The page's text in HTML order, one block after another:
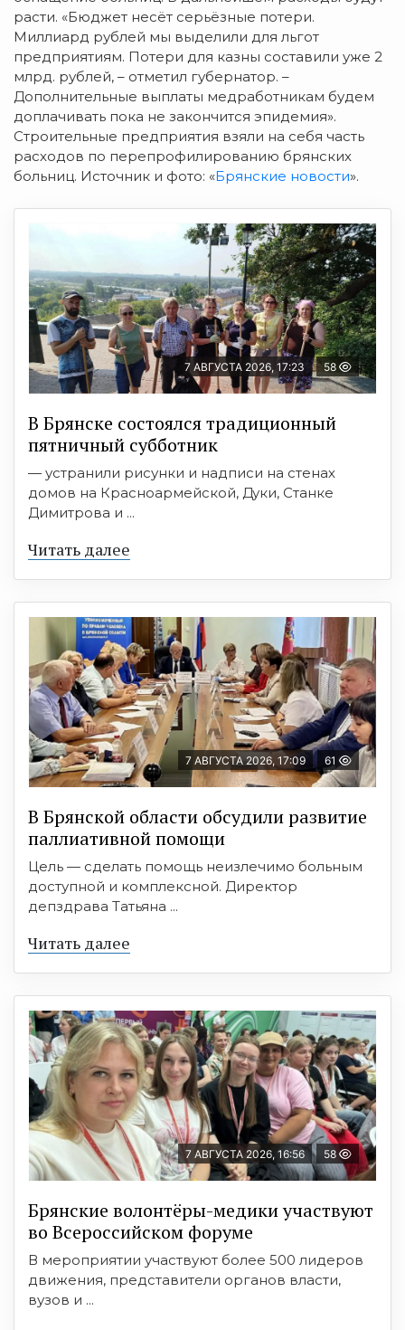
расти. «Бюджет несёт серьёзные потери.
Миллиард рублей мы выделили для льгот
предприятиям. Потери для казны составили уже 2
млрд. рублей, – отметил губернатор. –
Дополнительные выплаты медработникам будем
доплачивать пока не закончится эпидемия».
Строительные предприятия взяли на себя часть
расходов по перепрофилированию брянских
больниц. Источник и фото: «Брянские новости».
7 АВГУСТА 2026, 17:23 58
В Брянске состоялся традиционный
пятничный субботник
— устранили рисунки и надписи на стенах
домов на Красноармейской, Дуки, Станке
Димитрова и ...
Читать далее
7 АВГУСТА 2026, 17:09 61
В Брянской области обсудили развитие
паллиативной помощи
Цель — сделать помощь неизлечимо больным
доступной и комплексной. Директор
депздрава Татьяна ...
Читать далее
7 АВГУСТА 2026, 16:56 58
Брянские волонтёры-медики участвуют
во Всероссийском форуме
В мероприятии участвуют более 500 лидеров
движения, представители органов власти,
вузов и ...